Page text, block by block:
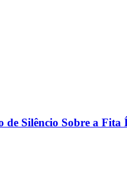
de Silêncio Sobre a Fita